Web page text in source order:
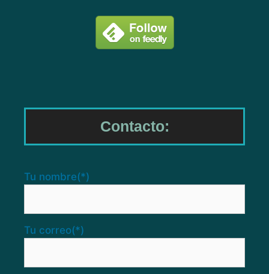
Contacto:
Tu nombre(*)
Tu correo(*)